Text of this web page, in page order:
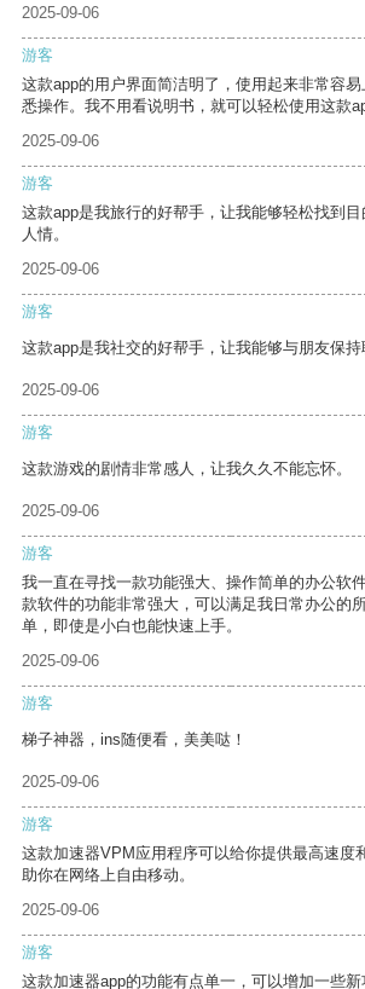
2025-09-06
游客
这款app的用户界面简洁明了，使用起来非常容
悉操作。我不用看说明书，就可以轻松使用这款
2025-09-06
游客
这款app是我旅行的好帮手，让我能够轻松找到
人情。
2025-09-06
游客
这款app是我社交的好帮手，让我能够与朋友保持
2025-09-06
游客
这款游戏的剧情非常感人，让我久久不能忘怀。
2025-09-06
游客
我一直在寻找一款功能强大、操作简单的办公软
款软件的功能非常强大，可以满足我日常办公的
单，即使是小白也能快速上手。
2025-09-06
游客
梯子神器，ins随便看，美美哒！
2025-09-06
游客
这款加速器VPM应用程序可以给你提供最高速度
助你在网络上自由移动。
2025-09-06
游客
这款加速器app的功能有点单一，可以增加一些